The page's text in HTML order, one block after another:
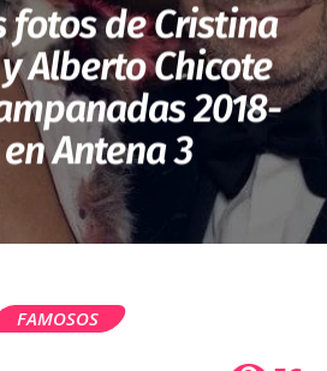
fotos de Cristina
Alberto Chicote
2018-
Antena 3
FAMOSOS